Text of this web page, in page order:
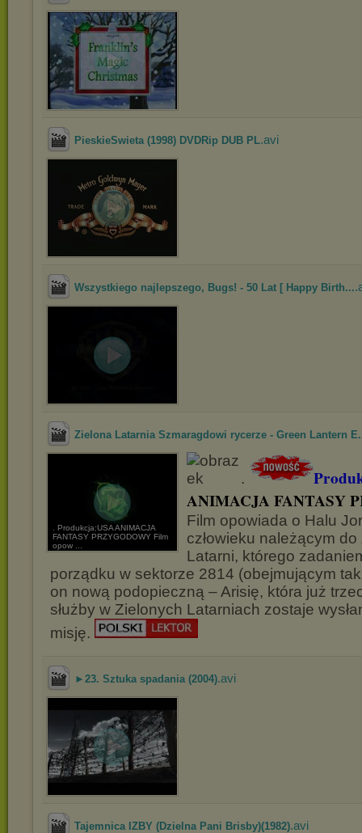
PieskieSwieta (1998) DVDRip DUB PL.avi
Wszystkiego najlepszego, Bugs! - 50 Lat [ Happy Birth...
Zielona Latarnia Szmaragdowi rycerze - Green Lantern
. Produkcja:USA ANIMACJA
FANTASY PRZYGODOWY Film
opow ...
.
ANIMACJA FANTASY
Film opowiada o Halu
człowieku należącym
Latarni, którego
porządku w sektorze 2814 (obejmującym
on nową podopieczną – Arisię, która już
służby w Zielonych Latarniach zostaje
misję.
►23. Sztuka spadania (2004).avi
Tajemnica IZBY (Dzielna Pani Brisby)(1982).avi